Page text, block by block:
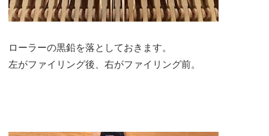
ローラーの黒鉛を落としておきます。
左がファイリング後、右がファイリング前。